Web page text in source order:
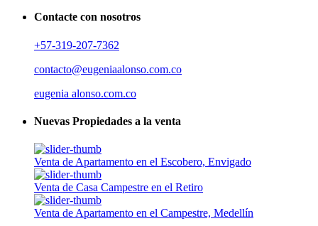
Contacte con nosotros
+57-319-207-7362
contacto@eugeniaalonso.com.co
eugenia alonso.com.co
Nuevas Propiedades a la venta
Venta de Apartamento en el Escobero, Envigado
Venta de Casa Campestre en el Retiro
Venta de Apartamento en el Campestre, Medellín